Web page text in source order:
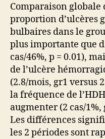
Comparaison globale
proportion d’ulcères
bulbaires dans le
plus importante que
cas/46%, p = 0.01),
de l’ulcère
(2.8/mois, gr1 versus
la fréquence de
augmenter (2 cas/1%,
Les différences
les 2 périodes sont